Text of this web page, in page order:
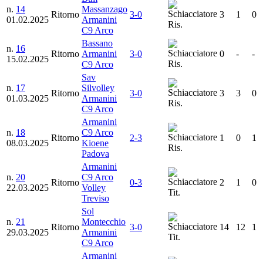
n. 14
01.02.2025
Ritorno
Massanzago
Armanini
C9 Arco
3-0
Ris.
3 1 0
n. 16
15.02.2025
Ritorno
Bassano
Armanini
C9 Arco
3-0
Ris.
0 - -
n. 17
01.03.2025
Ritorno
Sav
Silvolley
Armanini
C9 Arco
3-0
Ris.
3 3 0
n. 18
08.03.2025
Ritorno
Armanini
C9 Arco
Kioene
Padova
2-3
Ris.
1 0 1
n. 20
22.03.2025
Ritorno
Armanini
C9 Arco
Volley
Treviso
0-3
Tit.
2 1 0
n. 21
29.03.2025
Ritorno
Sol
Montecchio
Armanini
C9 Arco
3-0
Tit.
14 12 1
Armanini